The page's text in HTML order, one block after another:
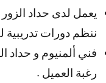
يعمل لدى حداد الزور
ننظم دورات تدريبية
فني ألمنيوم و حداد
رغبة العميل .